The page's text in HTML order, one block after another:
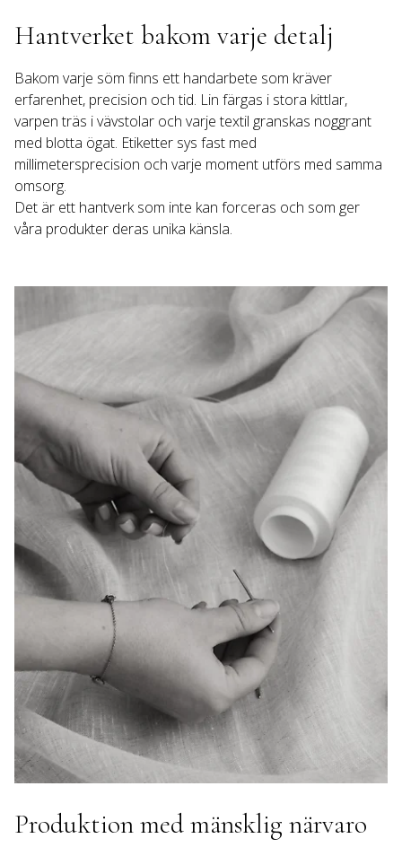
Hantverket bakom varje detalj
Bakom varje söm finns ett handarbete som kräver
erfarenhet, precision och tid. Lin färgas i stora kittlar,
varpen träs i vävstolar och varje textil granskas noggrant
med blotta ögat. Etiketter sys fast med
millimetersprecision och varje moment utförs med samma
omsorg.
Det är ett hantverk som inte kan forceras och som ger
våra produkter deras unika känsla.
Produktion med mänsklig närvaro